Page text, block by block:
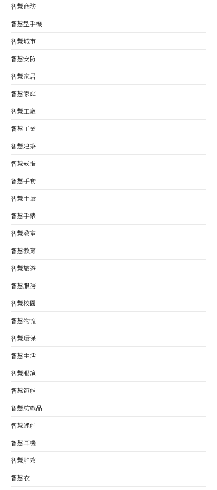
智慧商務
智慧型手機
智慧城市
智慧安防
智慧家居
智慧家庭
智慧工廠
智慧工業
智慧建築
智慧戒指
智慧手套
智慧手環
智慧手錶
智慧教室
智慧教育
智慧旅遊
智慧服務
智慧校園
智慧物流
智慧環保
智慧生活
智慧眼鏡
智慧節能
智慧紡織品
智慧綠能
智慧耳機
智慧能效
智慧衣